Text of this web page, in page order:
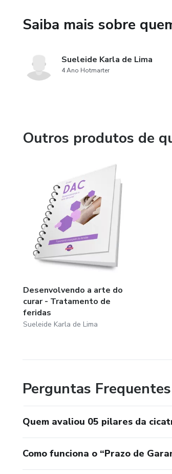
Saiba mais sobre
Sueleide Karla de Lima
4 Ano Hotmarter
Outros produtos de
Desenvolvendo a arte do
curar - Tratamento de
feridas
Sueleide Karla de Lima
Perguntas Frequentes
Quem avaliou 05 pilares da
Como funciona o “Prazo de